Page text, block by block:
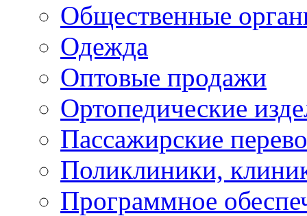
Общественные
Одежда
Оптовые продажи
Ортопедические
Пассажирские
Поликлиники,
Программное